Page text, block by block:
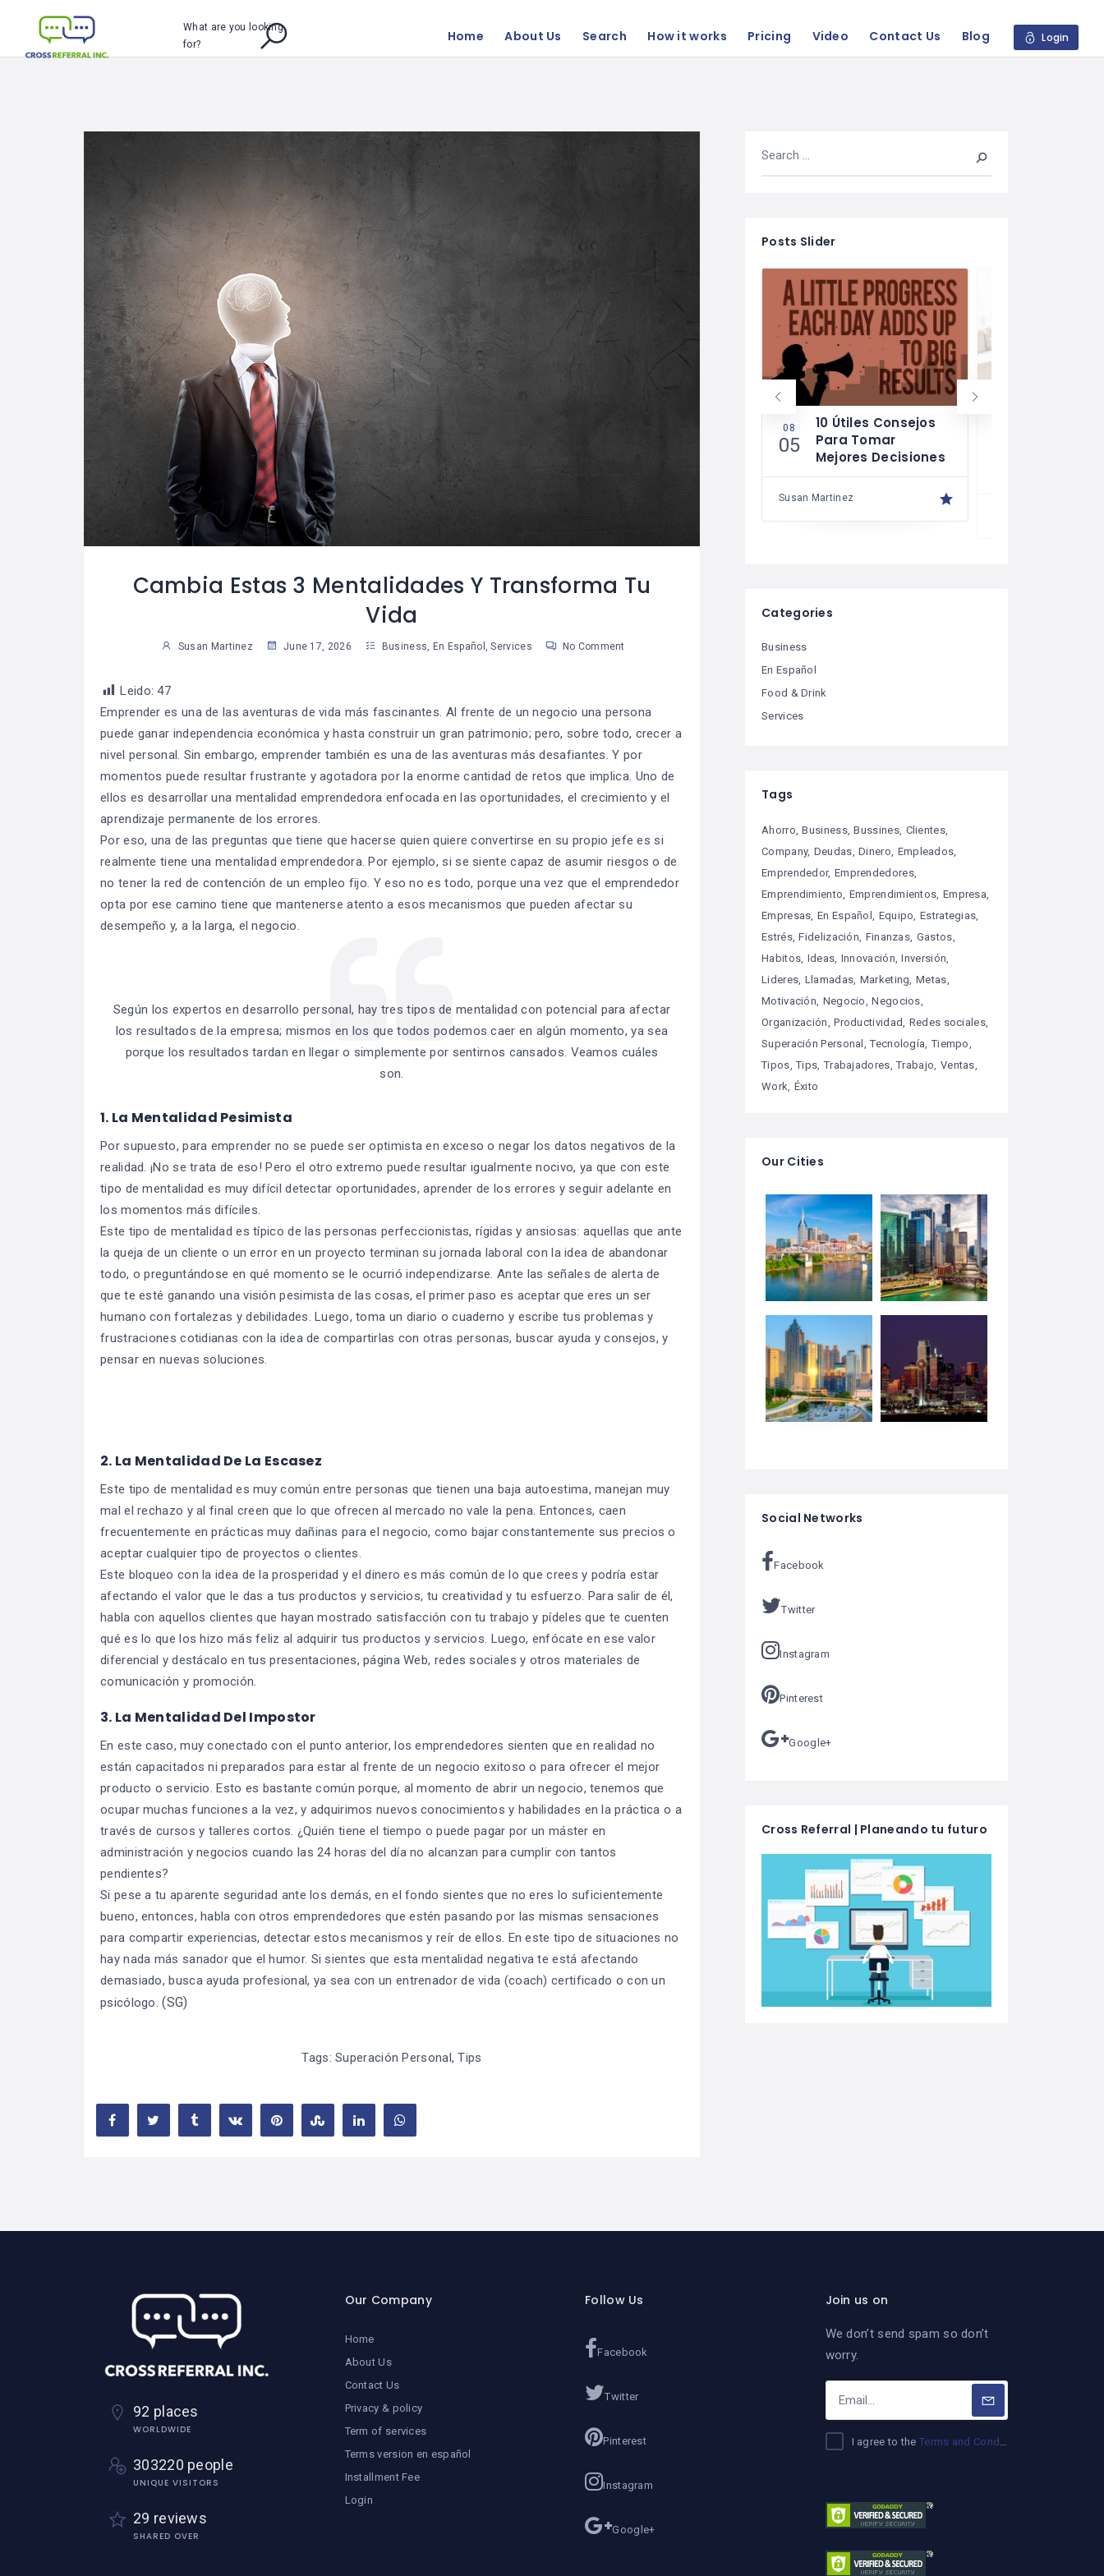
What are you looking
for?
Home About Us Search How it works Pricing Video Contact Us Blog Login
Cambia Estas 3 Mentalidades Y Transforma Tu
Vida
Susan Martinez June 17, 2026 Business, En Español ,Services No Comment
Leido: 47
Emprender es una de las aventuras de vida más fascinantes. Al frente de un negocio una persona
puede ganar independencia económica y hasta construir un gran patrimonio; pero, sobre todo, crecer a
nivel personal. Sin embargo, emprender también es una de las aventuras más desafiantes. Y por
momentos puede resultar frustrante y agotadora por la enorme cantidad de retos que implica. Uno de
ellos es desarrollar una mentalidad emprendedora enfocada en las oportunidades, el crecimiento y el
aprendizaje permanente de los errores.
Por eso, una de las preguntas que tiene que hacerse quien quiere convertirse en su propio jefe es si
realmente tiene una mentalidad emprendedora. Por ejemplo, si se siente capaz de asumir riesgos o de
no tener la red de contención de un empleo fijo. Y eso no es todo, porque una vez que el emprendedor
opta por ese camino tiene que mantenerse atento a esos mecanismos que pueden afectar su
desempeño y, a la larga, el negocio.
Según los expertos en desarrollo personal, hay tres tipos de mentalidad con potencial para afectar
los resultados de la empresa; mismos en los que todos podemos caer en algún momento, ya sea
porque los resultados tardan en llegar o simplemente por sentirnos cansados. Veamos cuáles
son.
1. La Mentalidad Pesimista
Por supuesto, para emprender no se puede ser optimista en exceso o negar los datos negativos de la
realidad. ¡No se trata de eso! Pero el otro extremo puede resultar igualmente nocivo, ya que con este
tipo de mentalidad es muy difícil detectar oportunidades, aprender de los errores y seguir adelante en
los momentos más difíciles.
Este tipo de mentalidad es típico de las personas perfeccionistas, rígidas y ansiosas: aquellas que ante
la queja de un cliente o un error en un proyecto terminan su jornada laboral con la idea de abandonar
todo, o preguntándose en qué momento se le ocurrió independizarse. Ante las señales de alerta de
que te esté ganando una visión pesimista de las cosas, el primer paso es aceptar que eres un ser
humano con fortalezas y debilidades. Luego, toma un diario o cuaderno y escribe tus problemas y
frustraciones cotidianas con la idea de compartirlas con otras personas, buscar ayuda y consejos, y
pensar en nuevas soluciones.
2. La Mentalidad De La Escasez
Este tipo de mentalidad es muy común entre personas que tienen una baja autoestima, manejan muy
mal el rechazo y al final creen que lo que ofrecen al mercado no vale la pena. Entonces, caen
frecuentemente en prácticas muy dañinas para el negocio, como bajar constantemente sus precios o
aceptar cualquier tipo de proyectos o clientes.
Este bloqueo con la idea de la prosperidad y el dinero es más común de lo que crees y podría estar
afectando el valor que le das a tus productos y servicios, tu creatividad y tu esfuerzo. Para salir de él,
habla con aquellos clientes que hayan mostrado satisfacción con tu trabajo y pídeles que te cuenten
qué es lo que los hizo más feliz al adquirir tus productos y servicios. Luego, enfócate en ese valor
diferencial y destácalo en tus presentaciones, página Web, redes sociales y otros materiales de
comunicación y promoción.
3. La Mentalidad Del Impostor
En este caso, muy conectado con el punto anterior, los emprendedores sienten que en realidad no
están capacitados ni preparados para estar al frente de un negocio exitoso o para ofrecer el mejor
producto o servicio. Esto es bastante común porque, al momento de abrir un negocio, tenemos que
ocupar muchas funciones a la vez, y adquirimos nuevos conocimientos y habilidades en la práctica o a
través de cursos y talleres cortos. ¿Quién tiene el tiempo o puede pagar por un máster en
administración y negocios cuando las 24 horas del día no alcanzan para cumplir con tantos
pendientes?
Si pese a tu aparente seguridad ante los demás, en el fondo sientes que no eres lo suficientemente
bueno, entonces, habla con otros emprendedores que estén pasando por las mismas sensaciones
para compartir experiencias, detectar estos mecanismos y reír de ellos. En este tipo de situaciones no
hay nada más sanador que el humor. Si sientes que esta mentalidad negativa te está afectando
demasiado, busca ayuda profesional, ya sea con un entrenador de vida (coach) certificado o con un
psicólogo.(SG)
Tags:Superación Personal,Tips
Posts Slider
Las Reglas De Oro
Para Una Vida
Financiera
Saludable
Susan Martinez
Mente Para Lograr
Más Que Una Meta?
Susan Martinez
08
05
10 Útiles Consejos
Para Tomar
Mejores Decisiones
Susan Martinez
Categories
Business
En Español
Food & Drink
Services
Tags
Ahorro Business Bussines Clientes
Company Deudas Dinero Empleados
Emprendedor Emprendedores
Emprendimiento Emprendimientos Empresa
Empresas En Español Equipo
Estrategias
Estrés Fidelización Finanzas Gastos
Habitos Ideas Innovación Inversión
Lideres Llamadas Marketing
Metas
Motivación Negocio
Negocios
Organización
Productividad Redes sociales
Superación Personal
Tecnología Tiempo
Tipos Tips Trabajadores Trabajo Ventas
Work Éxito
Our Cities
Social Networks
Facebook
Twitter
Instagram
Pinterest
Google+
Cross Referral | Planeando tu futuro
92 places
WORLDWIDE
303220 people
UNIQUE VISITORS
29 reviews
SHARED OVER
Our Company
Home
About Us
Contact Us
Privacy & policy
Term of services
Terms version en español
Installment Fee
Login
Follow Us
Facebook
Twitter
Pinterest
Instagram
Google+
Join us on
We don’t send spam so don’t
worry.
I agree to theTerms and Conditions